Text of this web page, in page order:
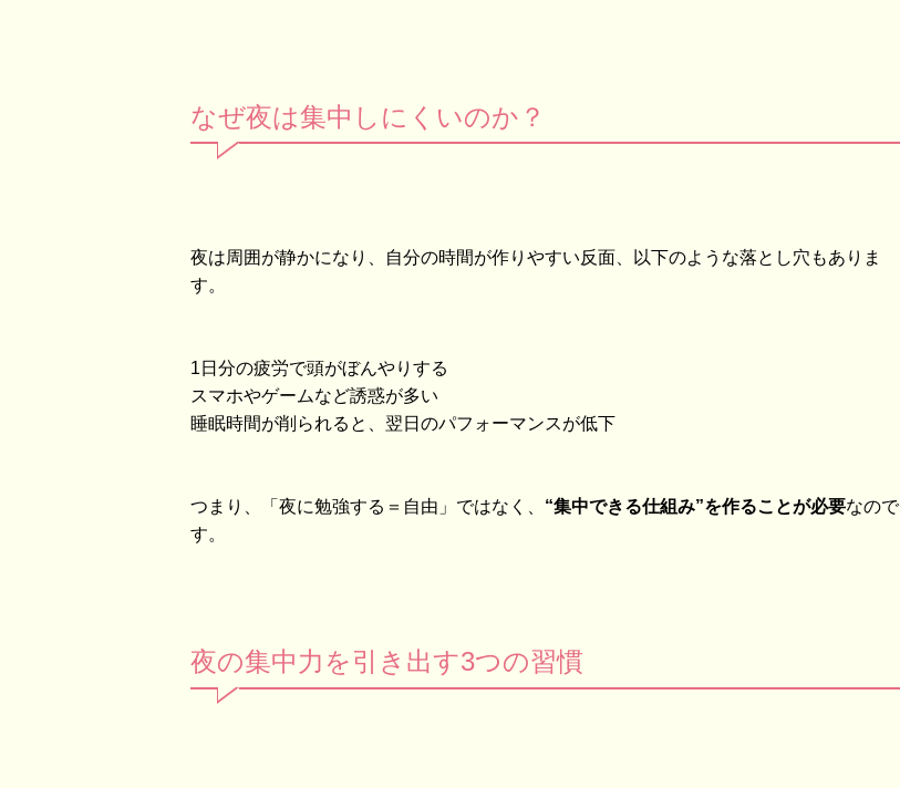
なぜ夜は集中しにくいのか？
夜は周囲が静かになり、自分の時間が作りやすい反面、以下のような落とし穴もありま
す。
1日分の疲労で頭がぼんやりする
スマホやゲームなど誘惑が多い
睡眠時間が削られると、翌日のパフォーマンスが低下
つまり、「夜に勉強する＝自由」ではなく、 “集中できる仕組み”を作ることが必要なので
す。
夜の集中力を引き出す3つの習慣